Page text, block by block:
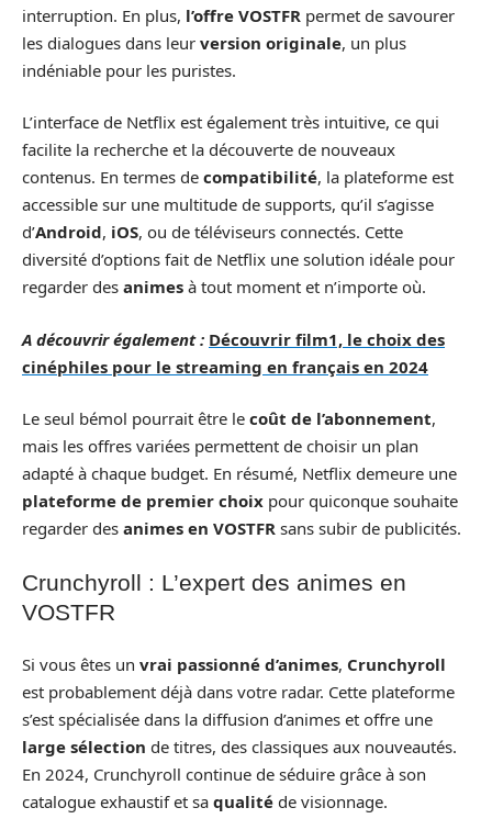
interruption. En plus, l’offre VOSTFR permet de savourer
les dialogues dans leur version originale, un plus
indéniable pour les puristes.
L’interface de Netflix est également très intuitive, ce qui
facilite la recherche et la découverte de nouveaux
contenus. En termes de compatibilité, la plateforme est
accessible sur une multitude de supports, qu’il s’agisse
d’Android, iOS, ou de téléviseurs connectés. Cette
diversité d’options fait de Netflix une solution idéale pour
regarder des animes à tout moment et n’importe où.
A découvrir également : Découvrir film1, le choix des
cinéphiles pour le streaming en français en 2024
Le seul bémol pourrait être le coût de l’abonnement,
mais les offres variées permettent de choisir un plan
adapté à chaque budget. En résumé, Netflix demeure une
plateforme de premier choix pour quiconque souhaite
regarder des animes en VOSTFR sans subir de publicités.
Crunchyroll : L’expert des animes en
VOSTFR
Si vous êtes un vrai passionné d’animes, Crunchyroll
est probablement déjà dans votre radar. Cette plateforme
s’est spécialisée dans la diffusion d’animes et offre une
large sélection de titres, des classiques aux nouveautés.
En 2024, Crunchyroll continue de séduire grâce à son
catalogue exhaustif et sa qualité de visionnage.